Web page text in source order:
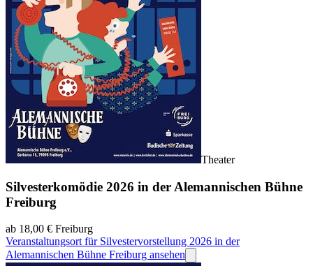
Theater
Silvesterkomödie 2026 in der Alemannischen Bühne
Freiburg
ab 18,00 € Freiburg
Veranstaltungsort für Silvestervorstellung 2026 in der
Alemannischen Bühne Freiburg ansehen